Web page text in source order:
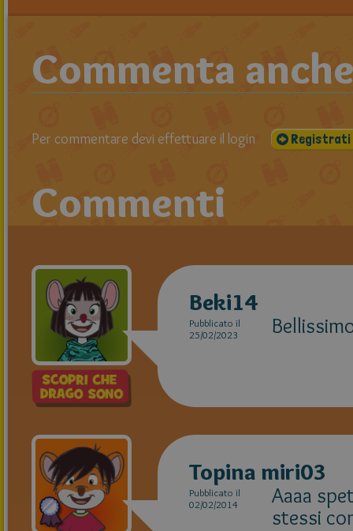
Commenta
Per commentare devi effettuare il login Registrati
Commenti
Beki14
Pubblicato il
25/02/2023
Topina miri03
Pubblicato il
02/02/2014
Aaaa
stessi